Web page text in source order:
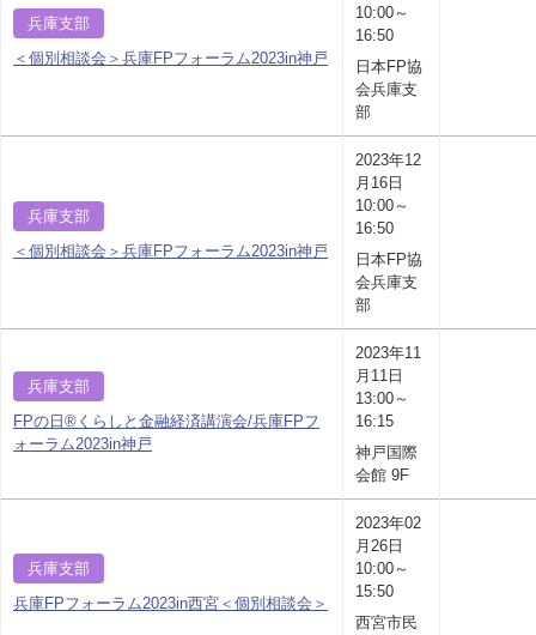
兵庫支部
＜個別相談会＞兵庫FPフォーラム2023in神戸
10:00～
16:50
日本FP協
会兵庫支
部
兵庫支部
＜個別相談会＞兵庫FPフォーラム2023in神戸
2023年12
月16日
10:00～
16:50
日本FP協
会兵庫支
部
兵庫支部
FPの日®くらしと金融経済講演会/兵庫FPフ
ォーラム2023in神戸
2023年11
月11日
13:00～
16:15
神戸国際
会館 9F
兵庫支部
兵庫FPフォーラム2023in西宮＜個別相談会＞
2023年02
月26日
10:00～
15:50
西宮市民